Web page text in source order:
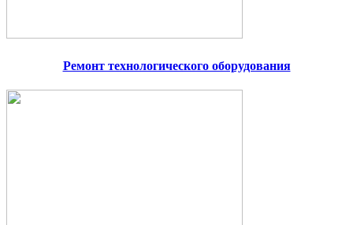
Ремонт технологического оборудования